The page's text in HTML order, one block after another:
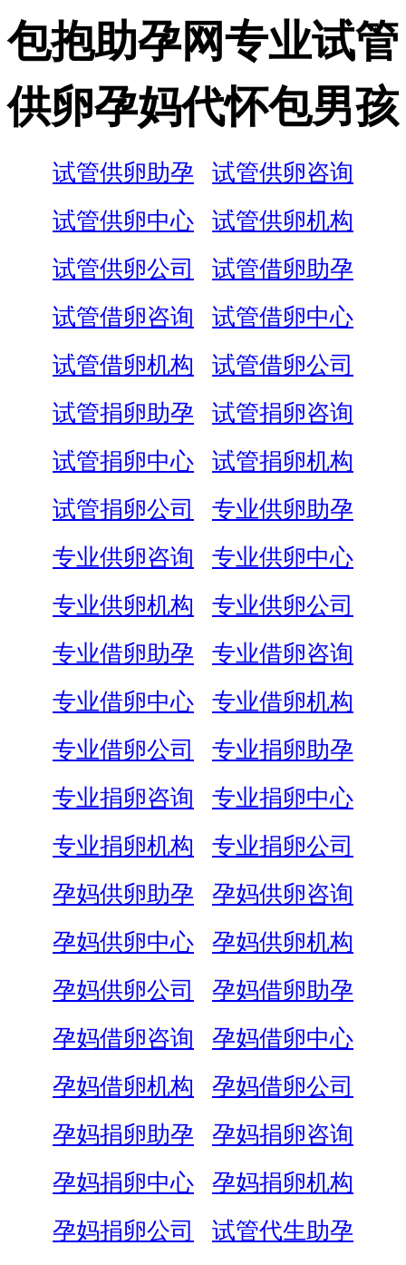
包抱助孕网专业试管
供卵孕妈代怀包男孩
试管供卵助孕
试管供卵咨询
试管供卵中心
试管供卵机构
试管供卵公司
试管借卵助孕
试管借卵咨询
试管借卵中心
试管借卵机构
试管借卵公司
试管捐卵助孕
试管捐卵咨询
试管捐卵中心
试管捐卵机构
试管捐卵公司
专业供卵助孕
专业供卵咨询
专业供卵中心
专业供卵机构
专业供卵公司
专业借卵助孕
专业借卵咨询
专业借卵中心
专业借卵机构
专业借卵公司
专业捐卵助孕
专业捐卵咨询
专业捐卵中心
专业捐卵机构
专业捐卵公司
孕妈供卵助孕
孕妈供卵咨询
孕妈供卵中心
孕妈供卵机构
孕妈供卵公司
孕妈借卵助孕
孕妈借卵咨询
孕妈借卵中心
孕妈借卵机构
孕妈借卵公司
孕妈捐卵助孕
孕妈捐卵咨询
孕妈捐卵中心
孕妈捐卵机构
孕妈捐卵公司
试管代生助孕